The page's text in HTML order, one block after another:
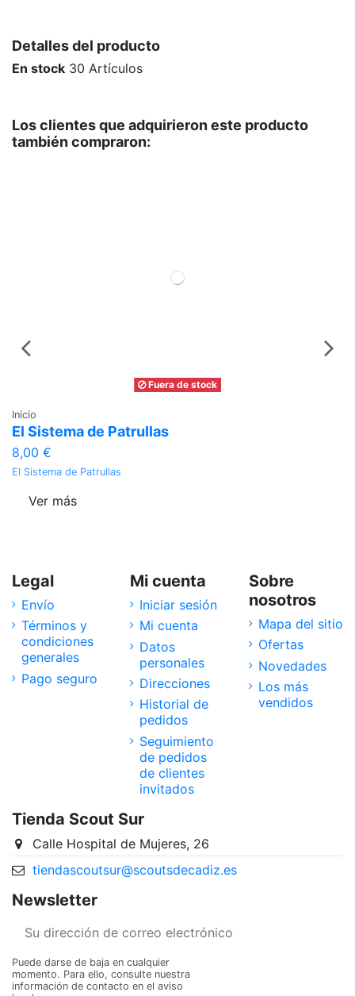
Detalles del producto
En stock 30 Artículos
Los clientes que adquirieron este producto
también compraron:
Fuera de stock
Inicio
El Sistema de Patrullas
8,00 €
El Sistema de Patrullas
Ver más
Legal
Envío
Términos y
condiciones
generales
Pago seguro
Mi cuenta
Iniciar sesión
Mi cuenta
Datos
personales
Direcciones
Historial de
pedidos
Seguimiento
de pedidos
de clientes
invitados
Sobre
nosotros
Mapa del sitio
Ofertas
Novedades
Los más
vendidos
Tienda Scout Sur
Calle Hospital de Mujeres, 26
tiendascoutsur@scoutsdecadiz.es
Newsletter
Puede darse de baja en cualquier
momento. Para ello, consulte nuestra
información de contacto en el aviso